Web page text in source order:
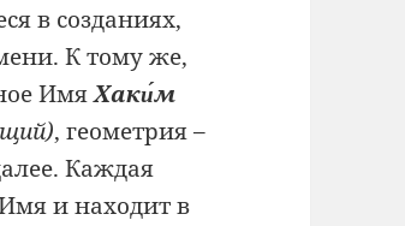
в созданиях,
К тому же,
ИмяХаки́м
, геометрия –
Каждая
и находит в